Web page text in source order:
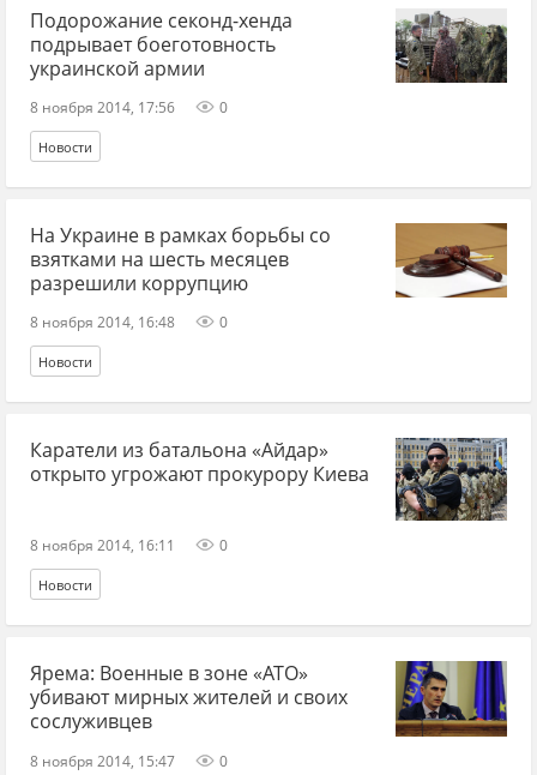
Подорожание секонд-хенда
подрывает боеготовность
украинской армии
8 ноября 2014, 17:56 0
Новости
На Украине в рамках борьбы со
взятками на шесть месяцев
разрешили коррупцию
8 ноября 2014, 16:48 0
Новости
Каратели из батальона «Айдар»
открыто угрожают прокурору Киева
8 ноября 2014, 16:11 0
Новости
Ярема: Военные в зоне «АТО»
убивают мирных жителей и своих
сослуживцев
8 ноября 2014, 15:47 0